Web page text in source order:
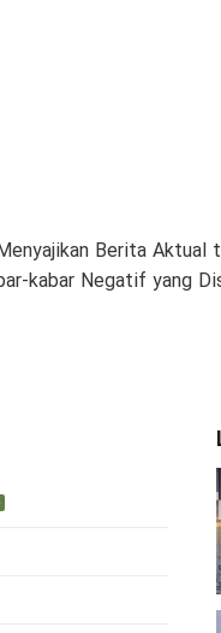
Berita Aktual
kabar Negatif yang